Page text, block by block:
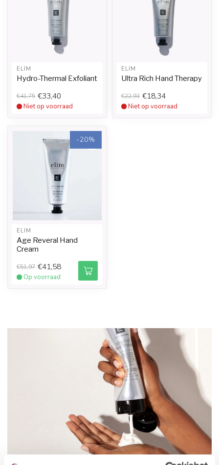
ELIM
Hydro-Thermal Exfoliant
€41,75 €33,40
Niet op voorraad
ELIM
Ultra Rich Hand Therapy
€22,93 €18,34
Niet op voorraad
-20%
ELIM
Age Reveral Hand
Cream
€51,97 €41,58
Op voorraad